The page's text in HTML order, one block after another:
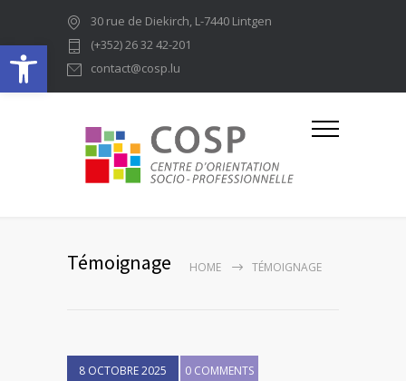
Ouvrir la barre d’outils
30 rue de Diekirch, L-7440 Lintgen
(+352) 26 32 42-201
contact@cosp.lu
Témoignage HOME TÉMOIGNAGE
8 OCTOBRE 2025 0 COMMENTS